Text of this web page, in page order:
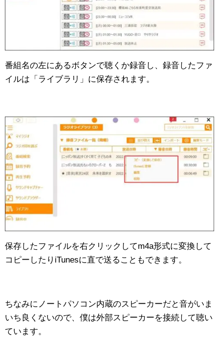
番組名の左にあるボタンで聴くか録音し、録音したファ
イルは「ライブラリ」に保存されます。
保存したファイルを右クリックしてm4a形式に変換して
コピーしたりiTunesに直で送ることもできます。
ちなみにノートパソコン内蔵のスピーカーだと音がいま
いち良くないので、僕は外部スピーカーを接続して聴い
ています。